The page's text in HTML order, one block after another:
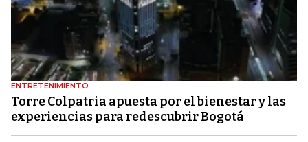
ENTRETENIMIENTO
Torre Colpatria apuesta por el bienestar y las
experiencias para redescubrir Bogotá